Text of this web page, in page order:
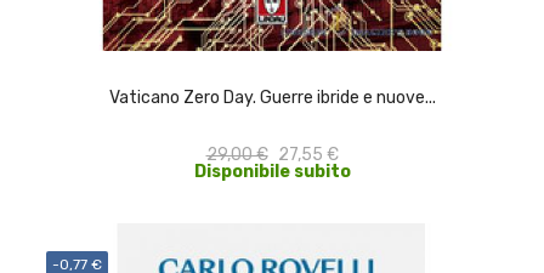
Vaticano Zero Day. Guerre ibride e nuove...
29,00 € 27,55 €
Disponibile subito
ACQUISTA
-0,77 €